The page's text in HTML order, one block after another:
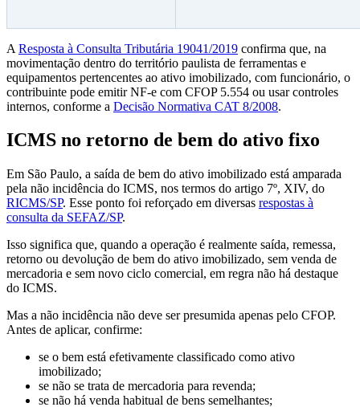
A Resposta à Consulta Tributária 19041/2019 confirma que, na
movimentação dentro do território paulista de ferramentas e
equipamentos pertencentes ao ativo imobilizado, com funcionário, o
contribuinte pode emitir NF-e com CFOP 5.554 ou usar controles
internos, conforme a Decisão Normativa CAT 8/2008.
ICMS no retorno de bem do ativo fixo
Em São Paulo, a saída de bem do ativo imobilizado está amparada
pela não incidência do ICMS, nos termos do artigo 7º, XIV, do
RICMS/SP. Esse ponto foi reforçado em diversas respostas à
consulta da SEFAZ/SP.
Isso significa que, quando a operação é realmente saída, remessa,
retorno ou devolução de bem do ativo imobilizado, sem venda de
mercadoria e sem novo ciclo comercial, em regra não há destaque
do ICMS.
Mas a não incidência não deve ser presumida apenas pelo CFOP.
Antes de aplicar, confirme:
se o bem está efetivamente classificado como ativo
imobilizado;
se não se trata de mercadoria para revenda;
se não há venda habitual de bens semelhantes;